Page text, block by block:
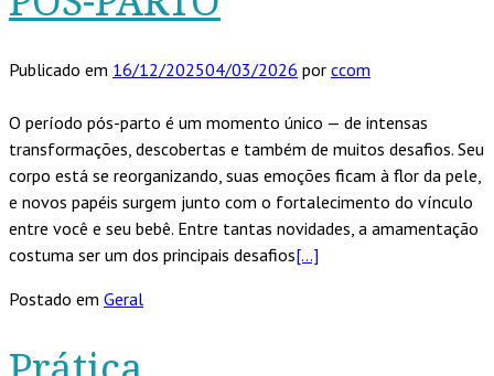
Publicado em 16/12/202504/03/2026 por ccom
O período pós-parto é um momento único — de intensas
transformações, descobertas e também de muitos desafios. Seu
corpo está se reorganizando, suas emoções ficam à flor da pele,
e novos papéis surgem junto com o fortalecimento do vínculo
entre você e seu bebê. Entre tantas novidades, a amamentação
costuma ser um dos principais desafios[…]
Postado em Geral